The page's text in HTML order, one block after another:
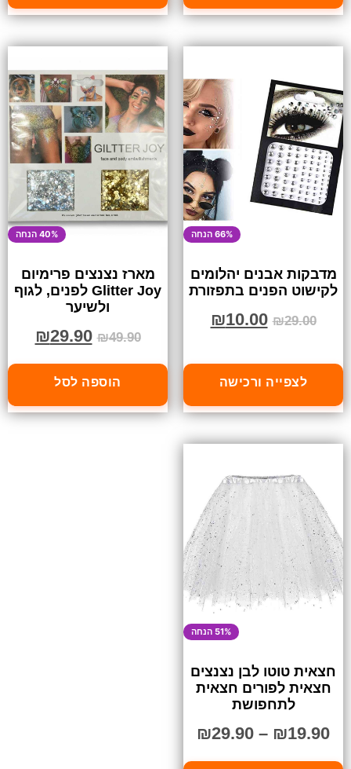
66% הנחה
מדבקות אבנים יהלומים
לקישוט הפנים בתפזורת
₪29.00
₪10.00
לצפייה ורכישה
40% הנחה
מארז נצנצים פרימיום
Glitter Joy לפנים, לגוף
ולשיער
₪49.90
₪29.90
הוספה לסל
51% הנחה
חצאית טוטו לבן נצנצים
חצאית לפורים חצאית
לתחפושת
₪19.90
–
₪29.90